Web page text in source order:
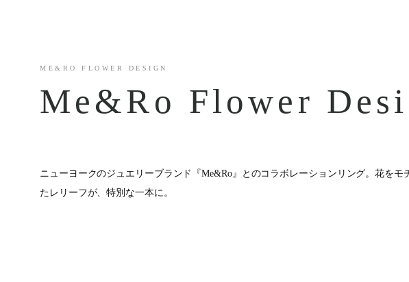
ME&RO FLOWER DESIGN
Me&Ro Flower
ニューヨークのジュエリーブランド『Me&Ro』とのコラボレーションリング。花をモ
たレリーフが、特別な一本に。